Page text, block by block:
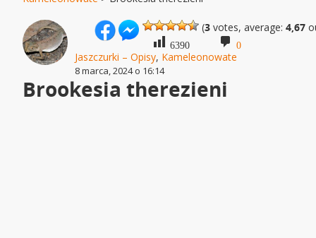
(3 votes, average:4,67
6390 0
Jaszczurki – Opisy, Kameleonowate
8 marca, 2024 o 16:14
Brookesia therezieni